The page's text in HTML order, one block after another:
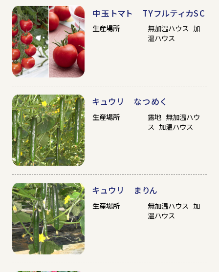
中玉トマト TYフルティカSC
生産場所
無加温ハウス 加
温ハウス
キュウリ なつめく
生産場所
露地 無加温ハウ
ス 加温ハウス
キュウリ まりん
生産場所
無加温ハウス 加
温ハウス